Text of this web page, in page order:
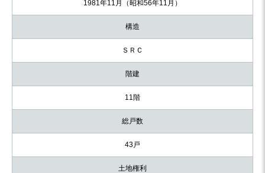
1981年11月（昭和56年11月）
構造
ＳＲＣ
階建
11階
総戸数
43戸
土地権利